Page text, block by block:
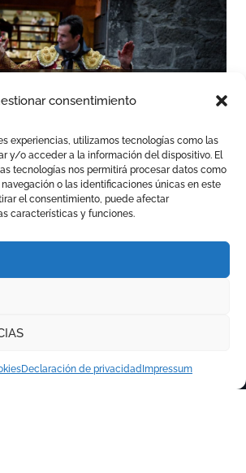
consentimiento
experiencias, utilizamos tecnologías como las
y/o acceder a la información del dispositivo. El
tecnologías nos permitirá procesar datos como
o las identificaciones únicas en este
el consentimiento, puede afectar
características y funciones.
Declaración de privacidad Impressum
toma el mando
con tres orejas
Grande de peso